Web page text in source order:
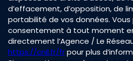
d’effacement, d’opposition, de
portabilité de vos données.
consentement à tout moment
directement l’Agence / Le
https://cnil.fr/frpour plus